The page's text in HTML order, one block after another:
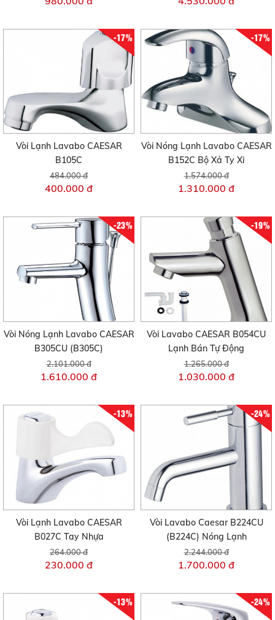
-17%
Vòi Lạnh Lavabo CAESAR
B105C
484.000 đ
400.000 đ
-17%
Vòi Nóng Lạnh Lavabo CAESAR
B152C Bộ Xả Ty Xi
1.574.000 đ
1.310.000 đ
-23%
Vòi Nóng Lạnh Lavabo CAESAR
B305CU (B305C)
2.101.000 đ
1.610.000 đ
-19%
Vòi Lavabo CAESAR B054CU
Lạnh Bán Tự Động
1.265.000 đ
1.030.000 đ
-13%
Vòi Lạnh Lavabo CAESAR
B027C Tay Nhựa
264.000 đ
230.000 đ
-24%
Vòi Lavabo Caesar B224CU
(B224C) Nóng Lạnh
2.244.000 đ
1.700.000 đ
-13% -24%